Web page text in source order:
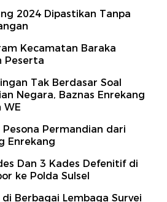
2024 Dipastikan Tanpa
Kecamatan Baraka
Peserta
Tak Berdasar Soal
Negara, Baznas Enrekang
WE
Pesona Permandian dari
Enrekang
Dan 3 Kades Defenitif di
ke Polda Sulsel
di Berbagai Lembaga Survei